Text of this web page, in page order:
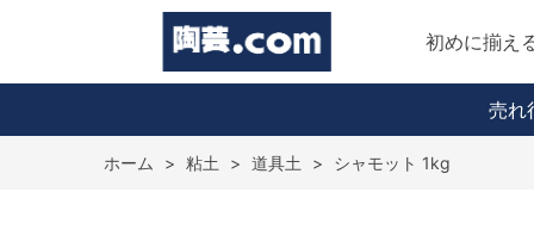
初めに揃え
売れ
ホーム > 粘土 > 道具土 > シャモット 1kg